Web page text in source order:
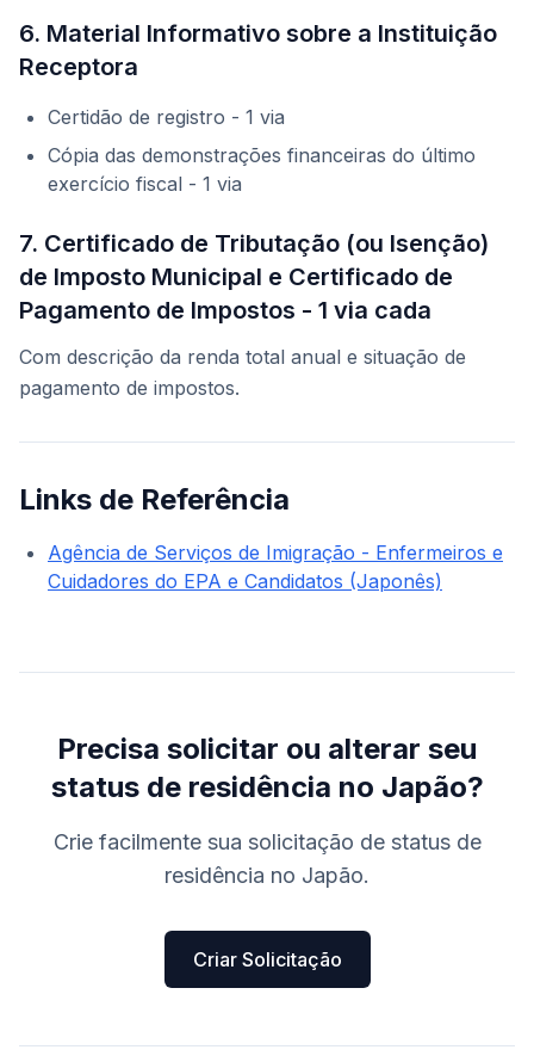
6. Material Informativo sobre a Instituição
Receptora
Certidão de registro - 1 via
Cópia das demonstrações financeiras do último
exercício fiscal - 1 via
7. Certificado de Tributação (ou Isenção)
de Imposto Municipal e Certificado de
Pagamento de Impostos - 1 via cada
Com descrição da renda total anual e situação de
pagamento de impostos.
Links de Referência
Agência de Serviços de Imigração - Enfermeiros e
Cuidadores do EPA e Candidatos (Japonês)
Precisa solicitar ou alterar seu
status de residência no Japão?
Crie facilmente sua solicitação de status de
residência no Japão.
Criar Solicitação